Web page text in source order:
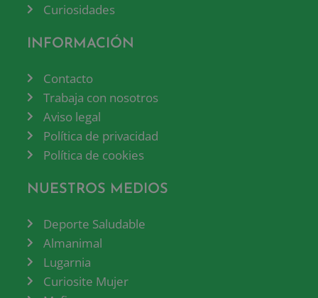
Curiosidades
INFORMACIÓN
Contacto
Trabaja con nosotros
Aviso legal
Política de privacidad
Política de cookies
NUESTROS MEDIOS
Deporte Saludable
Almanimal
Lugarnia
Curiosite Mujer